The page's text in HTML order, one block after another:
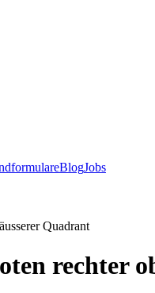
BlogJobs
Quadrant
rechter